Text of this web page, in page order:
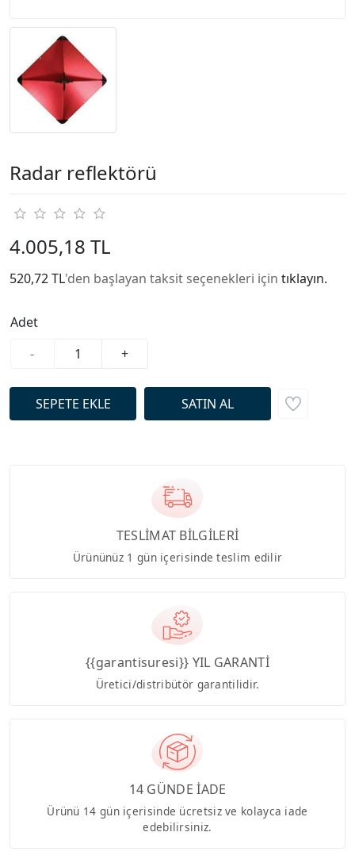
Radar reflektörü
4.005,18 TL
520,72 TL'den başlayan taksit seçenekleri için tıklayın.
Adet
-
+
TESLİMAT BİLGİLERİ
Ürününüz 1 gün içerisinde teslim edilir
{{garantisuresi}} YIL GARANTİ
Üretici/distribütör garantilidir.
14 GÜNDE İADE
Ürünü 14 gün içerisinde ücretsiz ve kolayca iade
edebilirsiniz.